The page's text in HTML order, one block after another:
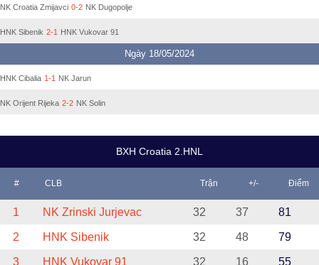
NK Croatia Zmijavci 0-2 NK Dugopolje
HNK Sibenik 2-1 HNK Vukovar 91
Ngày 18/05/2024
HNK Cibalia 1-1 NK Jarun
NK Orijent Rijeka 2-2 NK Solin
BXH Croatia 2.HNL
# CLB Trận +/- Điểm
1 NK Zrinski Jurjevac 32 37 81
2 HNK Sibenik 32 48 79
3 HNK Vukovar 91 32 16 55